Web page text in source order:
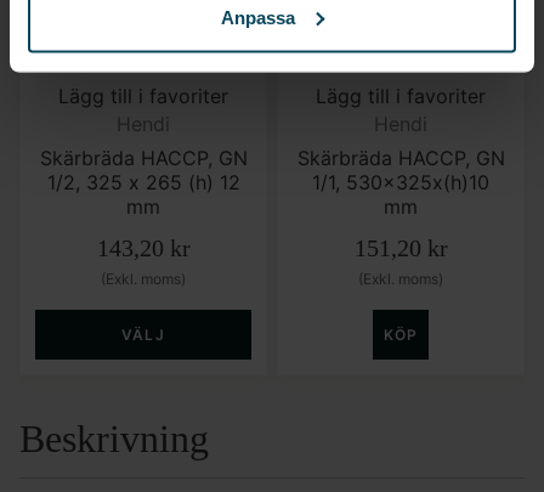
Anpassa
Lägg till i favoriter
Hendi
Skärbräda HACCP, GN
1/2, 325 x 265 (h) 12
mm
143,20 kr
(Exkl. moms)
VÄLJ
Lägg till i favoriter
Hendi
Skärbräda HACCP, GN
1/1, 530x325x(h)10
mm
151,20 kr
(Exkl. moms)
KÖP
Beskrivning